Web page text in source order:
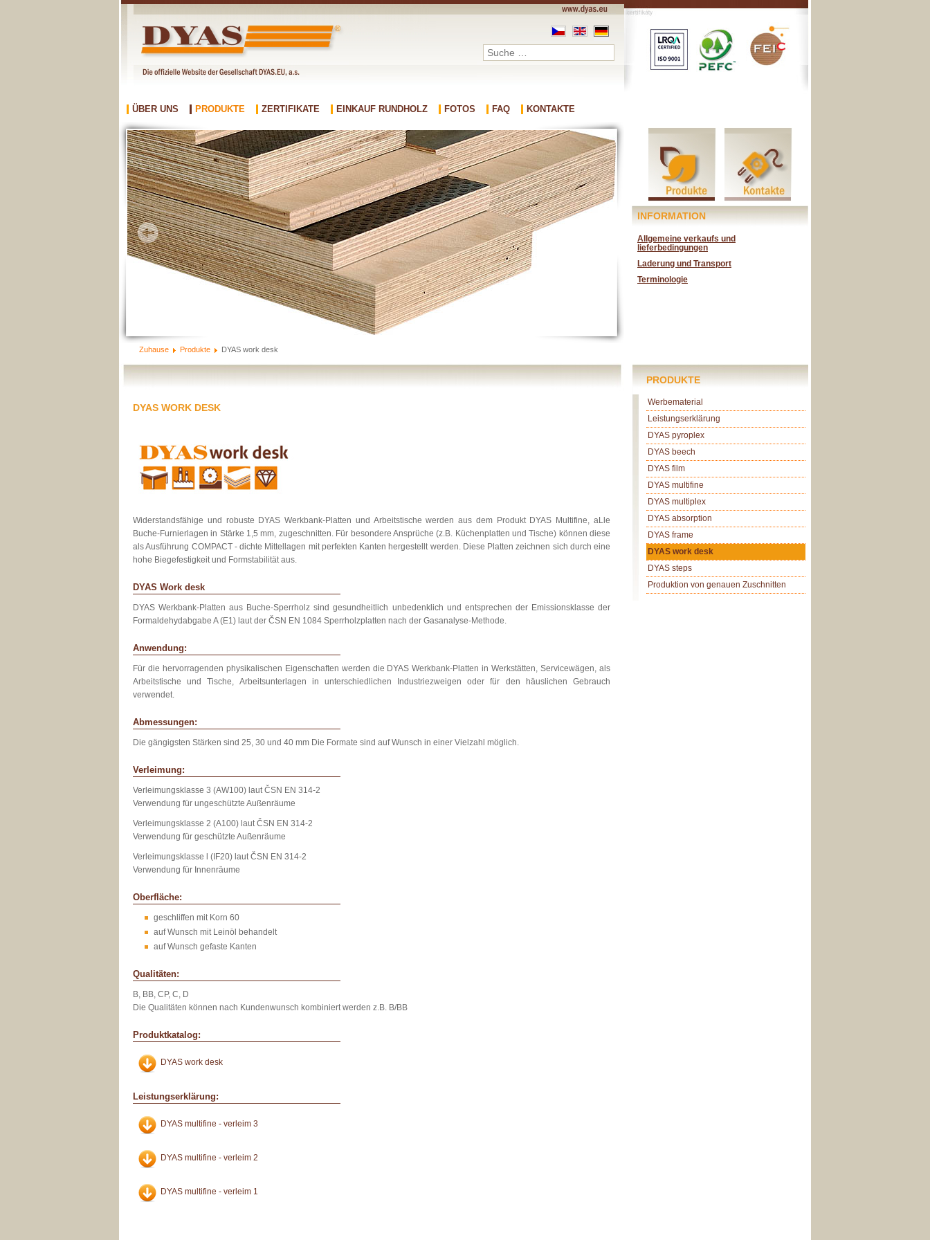
ÜBER UNS PRODUKTE ZERTIFIKATE EINKAUF RUNDHOLZ FOTOS FAQ KONTAKTE
INFORMATION
Allgemeine verkaufs und
lieferbedingungen
Laderung und Transport
Terminologie
Zuhause Produkte DYAS work desk
DYAS WORK DESK
Widerstandsfähige und robuste DYAS Werkbank-Platten und Arbeitstische werden aus dem Produkt DYAS Multifine, aLle
Buche-Furnierlagen in Stärke 1,5 mm, zugeschnitten. Für besondere Ansprüche (z.B. Küchenplatten und Tische) können diese
als Ausführung COMPACT - dichte Mittellagen mit perfekten Kanten hergestellt werden. Diese Platten zeichnen sich durch eine
hohe Biegefestigkeit und Formstabilität aus.
DYAS Work desk
DYAS Werkbank-Platten aus Buche-Sperrholz sind gesundheitlich unbedenklich und entsprechen der Emissionsklasse der
Formaldehydabgabe A (E1) laut der ČSN EN 1084 Sperrholzplatten nach der Gasanalyse-Methode.
Anwendung:
Für die hervorragenden physikalischen Eigenschaften werden die DYAS Werkbank-Platten in Werkstätten, Servicewägen, als
Arbeitstische und Tische, Arbeitsunterlagen in unterschiedlichen Industriezweigen oder für den häuslichen Gebrauch
verwendet.
Abmessungen:
Die gängigsten Stärken sind 25, 30 und 40 mm Die Formate sind auf Wunsch in einer Vielzahl möglich.
Verleimung:
Verleimungsklasse 3 (AW100) laut ČSN EN 314-2
Verwendung für ungeschützte Außenräume
Verleimungsklasse 2 (A100) laut ČSN EN 314-2
Verwendung für geschützte Außenräume
Verleimungsklasse l (IF20) laut ČSN EN 314-2
Verwendung für Innenräume
Oberfläche:
geschliffen mit Korn 60
auf Wunsch mit Leinöl behandelt
auf Wunsch gefaste Kanten
Qualitäten:
B, BB, CP, C, D
Die Qualitäten können nach Kundenwunsch kombiniert werden z.B. B/BB
Produktkatalog:
DYAS work desk
Leistungserklärung:
DYAS multifine - verleim 3
DYAS multifine - verleim 2
DYAS multifine - verleim 1
PRODUKTE
Werbematerial
Leistungserklärung
DYAS pyroplex
DYAS beech
DYAS film
DYAS multifine
DYAS multiplex
DYAS absorption
DYAS frame
DYAS work desk
DYAS steps
Produktion von genauen Zuschnitten